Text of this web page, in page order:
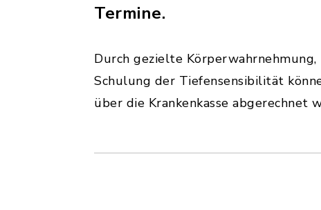
Termine.
Durch gezielte
Schulung der Tiefensensibilität
über die Krankenkasse abgerechnet